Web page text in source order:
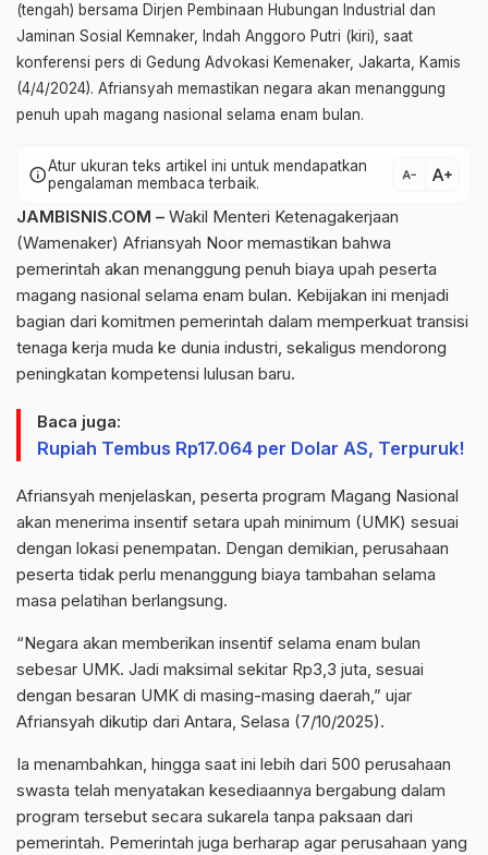
(tengah) bersama Dirjen Pembinaan Hubungan Industrial dan
Jaminan Sosial Kemnaker, Indah Anggoro Putri (kiri), saat
konferensi pers di Gedung Advokasi Kemenaker, Jakarta, Kamis
(4/4/2024). Afriansyah memastikan negara akan menanggung
penuh upah magang nasional selama enam bulan.
infoAtur ukuran teks artikel ini untuk mendapatkan
pengalaman membaca terbaik.
text_decrease text_increase
JAMBISNIS.COM – Wakil Menteri Ketenagakerjaan
(Wamenaker) Afriansyah Noor memastikan bahwa
pemerintah akan menanggung penuh biaya upah peserta
magang nasional selama enam bulan. Kebijakan ini menjadi
bagian dari komitmen pemerintah dalam memperkuat transisi
tenaga kerja muda ke dunia industri, sekaligus mendorong
peningkatan kompetensi lulusan baru.
Baca juga:
Rupiah Tembus Rp17.064 per Dolar AS, Terpuruk!
Afriansyah menjelaskan, peserta program Magang Nasional
akan menerima insentif setara upah minimum (UMK) sesuai
dengan lokasi penempatan. Dengan demikian, perusahaan
peserta tidak perlu menanggung biaya tambahan selama
masa pelatihan berlangsung.
“Negara akan memberikan insentif selama enam bulan
sebesar UMK. Jadi maksimal sekitar Rp3,3 juta, sesuai
dengan besaran UMK di masing-masing daerah,” ujar
Afriansyah dikutip dari Antara, Selasa (7/10/2025).
Ia menambahkan, hingga saat ini lebih dari 500 perusahaan
swasta telah menyatakan kesediaannya bergabung dalam
program tersebut secara sukarela tanpa paksaan dari
pemerintah. Pemerintah juga berharap agar perusahaan yang